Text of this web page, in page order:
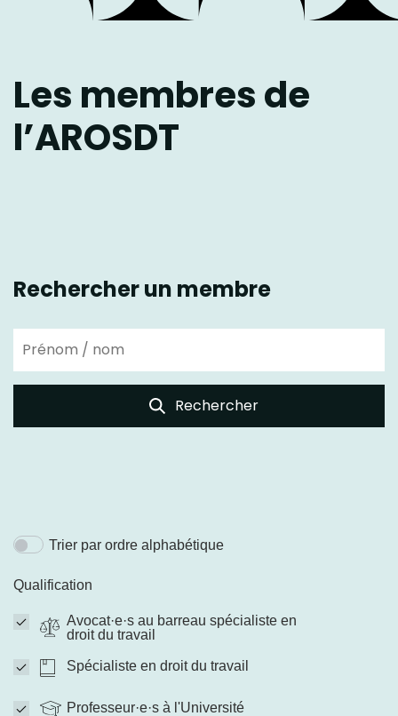
Les membres de
l’AROSDT
Rechercher un membre
Rechercher
Trier par ordre alphabétique
Qualification
Avocat·e·s au barreau spécialiste en
droit du travail
Spécialiste en droit du travail
Professeur·e·s à l'Université